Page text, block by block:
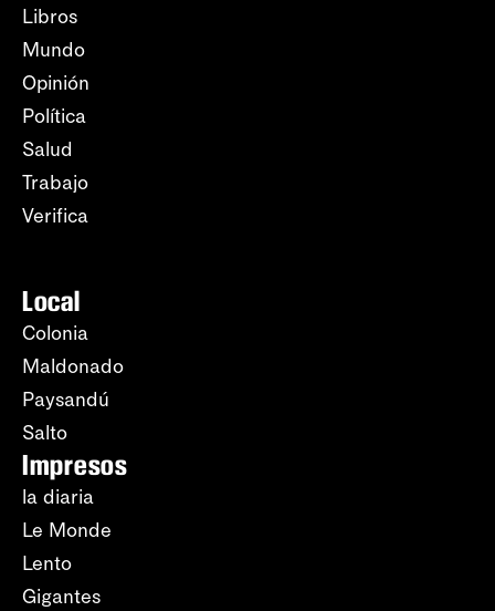
Libros
Mundo
Opinión
Política
Salud
Trabajo
Verifica
Local
Colonia
Maldonado
Paysandú
Salto
Impresos
la diaria
Le Monde
Lento
Gigantes